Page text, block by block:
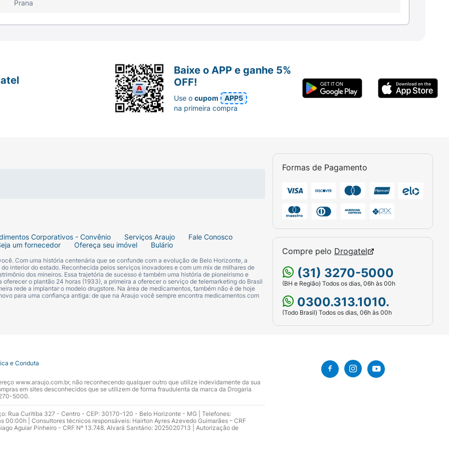
o consumo imediato! Ele é o acompanhamento ideal para o seu café expresso após o almoço,
Prana
Corporativos - Convênio Serviços Araujo
Fale Conosco
um fornecedor Ofereça seu imóvel Bulário
Com uma história centenária que se confunde com a evolução de Belo Horizonte, a
interior do estado. Reconhecida pelos serviços inovadores e com um mix de milhares de
dos mineiros. Essa trajetória de sucesso é também uma história de pioneirismo e
o plantão 24 horas (1933), a primeira a oferecer o serviço de telemarketing do Brasil
rede a implantar o modelo drugstore. Na área de medicamentos, também não é de hoje
para uma confiança antiga: de que na Araujo você sempre encontra medicamentos com
Formas de Pagamento
Compre pelo Drogatel
(31) 3270-5000
(BH e Região) Todos os dias, 06h às 00h
0300.313.1010.
(Todo Brasil) Todos os dias, 06h às 00h
Baixe o APP e ganhe 5%
OFF!
Use ocupom
APP5
na primeira compra
e Conduta
www.araujo.com.br, não reconhecendo qualquer outro que utilize indevidamente da sua
em sites desconhecidos que se utilizem de forma fraudulenta da marca da Drogaria
5000.
Rua Curitiba 327 - Centro - CEP: 30170-120 - Belo Horizonte - MG | Telefones:
| Consultores técnicos responsáveis: Hairton Ayres Azevedo Guimarães – CRF
Aguiar Pinheiro - CRF Nº 13.748. Alvará Sanitário: 2025020713 | Autorização de